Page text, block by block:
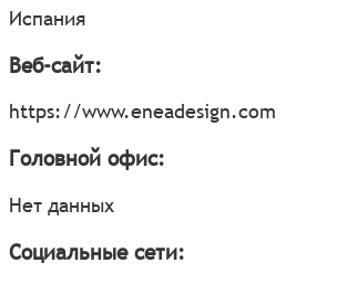
Испания
Веб-сайт:
https://www.eneadesign.com
Головной офис:
Нет данных
Социальные сети: